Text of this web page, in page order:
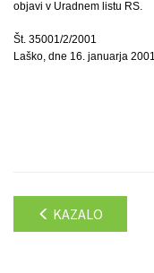
objavi v Uradnem listu RS.
Št. 35001/2/2001
Laško, dne 16. januarja 2001.
KAZALO